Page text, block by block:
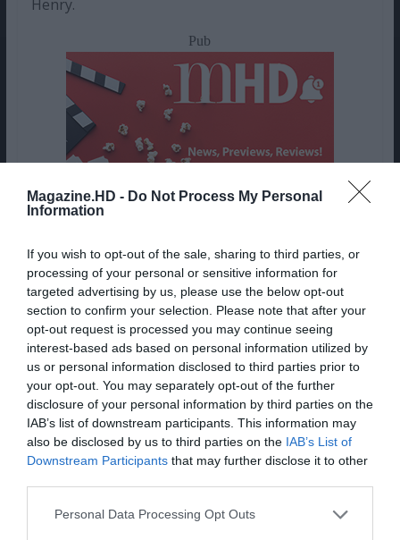
Magazine.HD - Do Not Process My Personal
Information
If you wish to opt-out of the sale, sharing to third parties, or
processing of your personal or sensitive information for
targeted advertising by us, please use the below opt-out
section to confirm your selection. Please note that after your
opt-out request is processed you may continue seeing
interest-based ads based on personal information utilized by
us or personal information disclosed to third parties prior to
your opt-out. You may separately opt-out of the further
disclosure of your personal information by third parties on the
IAB’s list of downstream participants. This information may
also be disclosed by us to third parties on the IAB’s List of
Downstream Participants that may further disclose it to other
Personal Data Processing Opt Outs
Henry.
Pub
NOS Audiovisuais